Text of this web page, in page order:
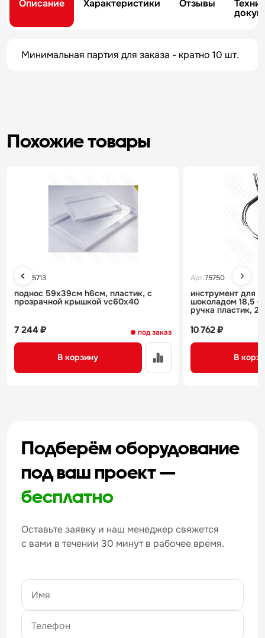
Описание Характеристики Отзывы
Минимальная партия для заказа - кратно 10 шт.
Похожие товары
Арт. 75713
поднос 59х39см h6см, пластик, с
прозрачной крышкой vc60x40
под заказ
7 244 ₽
В корзину
Арт.75750
инструмент для
шоколадом 18,5
ручка пластик,
10 762 ₽
В
Подберём оборудование
под ваш проект —
бесплатно
Оставьте заявку и наш менеджер свяжется
с вами в течении 30 минут в рабочее время.